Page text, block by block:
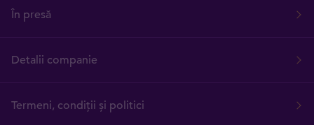
În presă
Detalii companie
Termeni, condiții și politici